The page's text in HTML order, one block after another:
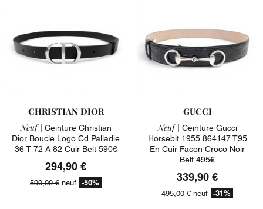
CHRISTIAN DIOR
Neuf | Ceinture Christian
Dior Boucle Logo Cd Palladie
36 T 72 A 82 Cuir Belt 590€
294,90 €
590,00 € neuf -50%
GUCCI
Neuf | Ceinture Gucci
Horsebit 1955 864147 T95
En Cuir Facon Croco Noir
Belt 495€
339,90 €
495,00 € neuf -31%